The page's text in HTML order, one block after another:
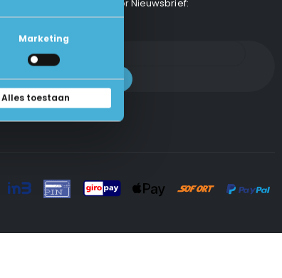
Marketing
Alles toestaan
Aanmelden voor Nieuwsbrief: